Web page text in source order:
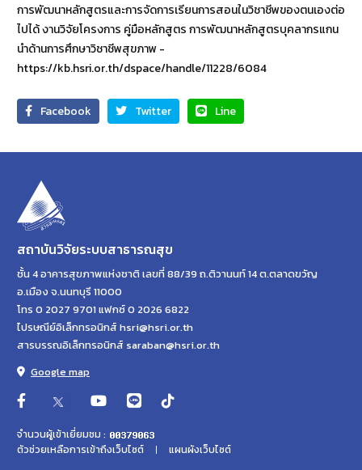
การพัฒนาหลักสูตรและการจัดการเรียนการสอนในวิชาชีพของตนเองต่อ
ไปได้ งานวิจัยโครงการ คู่มือหลักสูตร การพัฒนาหลักสูตรบุคลากรแกน
นำด้านการศึกษาวิชาชีพสุขภาพ -
https://kb.hsri.or.th/dspace/handle/11228/6084
Facebook Twitter Line
สถาบันวิจัยระบบสาธารณสุข
ชั้น 4 อาคารสุขภาพแห่งชาติ เลขที่ 88/39 ถ.ติวานนท์ 14 ต.ตลาดขวัญ
อ.เมือง จ.นนทบุรี 11000
โทร 0 2027 9701 แฟกซ์ 0 2026 6822
ไปรษณีย์อิเล็กทรอนิกส์ hsri@hsri.or.th
สารบรรณอิเล็กทรอนิกส์ saraban@hsri.or.th
Google map
จำนวนผู้เข้าเยี่ยมชม :
ตัวช่วยเหลือการเข้าถึงเว็บไซต์
แผนผังเว็บไซต์